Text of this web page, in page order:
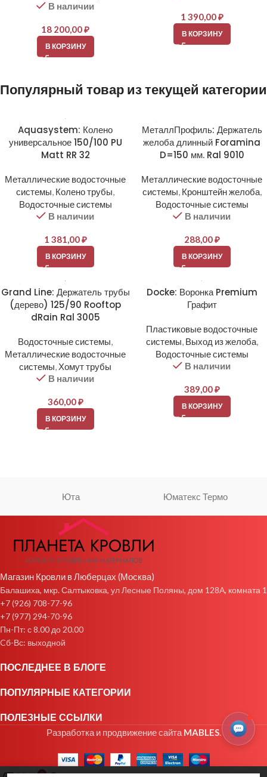
В наличии
18 200,00₽
В КОРЗИНУ
1 390,00₽
В КОРЗИНУ
Популярный товар из текущей категории
Aquasystem: Колено
универсальное 150/100 PU
Matt RR 32
Металлические водосточные
системы, Колено трубы,
Водосточные системы
В наличии
1 381,00₽
В КОРЗИНУ
МеталлПрофиль: Держатель
желоба длинный Foramina
D=150 мм. Ral 9010
Металлические водосточные
системы, Кронштейн желоба,
Водосточные системы
В наличии
288,00₽
В КОРЗИНУ
Grand Line: Держатель трубы
(дерево) 125/90 Rooftop
dRain Ral 3005
Водосточные системы,
Металлические водосточные
системы, Хомут трубы
В наличии
360,00₽
В КОРЗИНУ
Docke: Воронка Premium
Графит
Пластиковые водосточные
системы, Выход из желоба,
Водосточные системы
В наличии
389,00₽
В КОРЗИНУ
Юта Юматекс Термо
Магазин Кровли в Люберцах (Москва)
Балашиха, мкр. Салтыковка, ул Лесные Поляны, дом 128А, комната 1
+7 (926) 708-77-96
+7 (977) 294-70-96
Пн-Пт: с 8.00 до 20.00
Cб-Вс: выходной
ПОСЛЕДНЕЕ В БЛОГЕ
ПОПУЛЯРНЫЕ КАТЕГОРИИ
ПОЛЕЗНЫЕ ССЫЛКИ
Разработка и продвижение сайтаMABLES.
0